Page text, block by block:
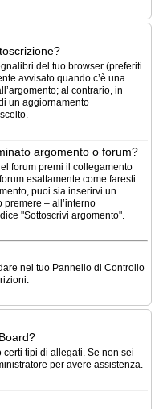
del tuo browser (preferiti
avvisato quando c’è una
al contrario, in
un aggiornamento
argomento o forum?
forum premi il collegamento
esattamente come faresti
puoi sia inserirvi un
– all’interno
"Sottoscrivi argomento".
nel tuo Pannello di Controllo
tipi di allegati. Se non sei
per avere assistenza.